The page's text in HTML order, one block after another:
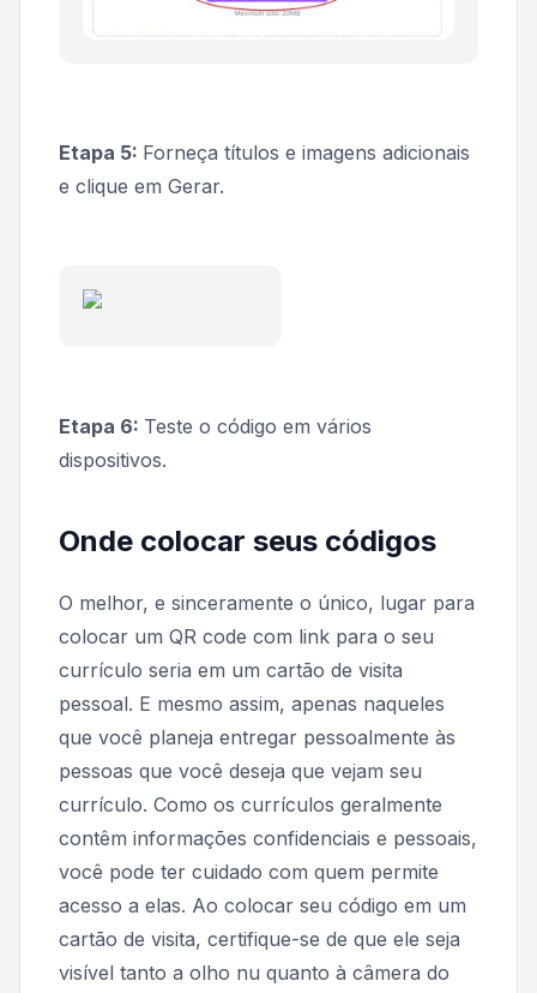
Etapa 5: Forneça títulos e imagens adicionais
e clique em Gerar.
Etapa 6: Teste o código em vários
dispositivos.
Onde colocar seus códigos
O melhor, e sinceramente o único, lugar para
colocar um QR code com link para o seu
currículo seria em um cartão de visita
pessoal. E mesmo assim, apenas naqueles
que você planeja entregar pessoalmente às
pessoas que você deseja que vejam seu
currículo. Como os currículos geralmente
contêm informações confidenciais e pessoais,
você pode ter cuidado com quem permite
acesso a elas. Ao colocar seu código em um
cartão de visita, certifique-se de que ele seja
visível tanto a olho nu quanto à câmera do